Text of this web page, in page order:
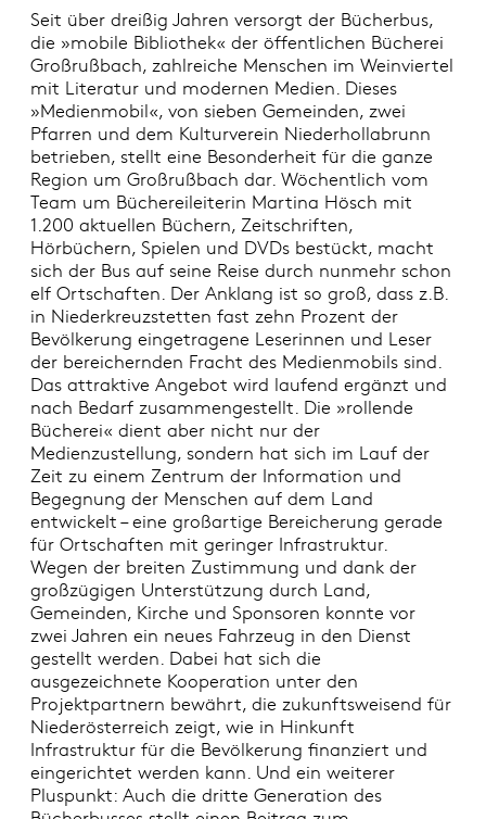
Seit über dreißig Jahren versorgt der Bücherbus,
die »mobile Bibliothek« der öffentlichen Bücherei
Großrußbach, zahlreiche Menschen im Weinviertel
mit Literatur und modernen Medien. Dieses
»Medienmobil«, von sieben Gemeinden, zwei
Pfarren und dem Kulturverein Niederhollabrunn
betrieben, stellt eine Besonderheit für die ganze
Region um Großrußbach dar. Wöchentlich vom
Team um Büchereileiterin Martina Hösch mit
1.200 aktuellen Büchern, Zeitschriften,
Hörbüchern, Spielen und DVDs bestückt, macht
sich der Bus auf seine Reise durch nunmehr schon
elf Ortschaften. Der Anklang ist so groß, dass z.B.
in Niederkreuzstetten fast zehn Prozent der
Bevölkerung eingetragene Leserinnen und Leser
der bereichernden Fracht des Medienmobils sind.
Das attraktive Angebot wird laufend ergänzt und
nach Bedarf zusammengestellt. Die »rollende
Bücherei« dient aber nicht nur der
Medienzustellung, sondern hat sich im Lauf der
Zeit zu einem Zentrum der Information und
Begegnung der Menschen auf dem Land
entwickelt – eine großartige Bereicherung gerade
für Ortschaften mit geringer Infrastruktur.
Wegen der breiten Zustimmung und dank der
großzügigen Unterstützung durch Land,
Gemeinden, Kirche und Sponsoren konnte vor
zwei Jahren ein neues Fahrzeug in den Dienst
gestellt werden. Dabei hat sich die
ausgezeichnete Kooperation unter den
Projektpartnern bewährt, die zukunftsweisend für
Niederösterreich zeigt, wie in Hinkunft
Infrastruktur für die Bevölkerung finanziert und
eingerichtet werden kann. Und ein weiterer
Pluspunkt: Auch die dritte Generation des